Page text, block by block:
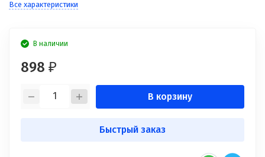
Все характеристики
В наличии
898 ₽
В корзину
Быстрый заказ